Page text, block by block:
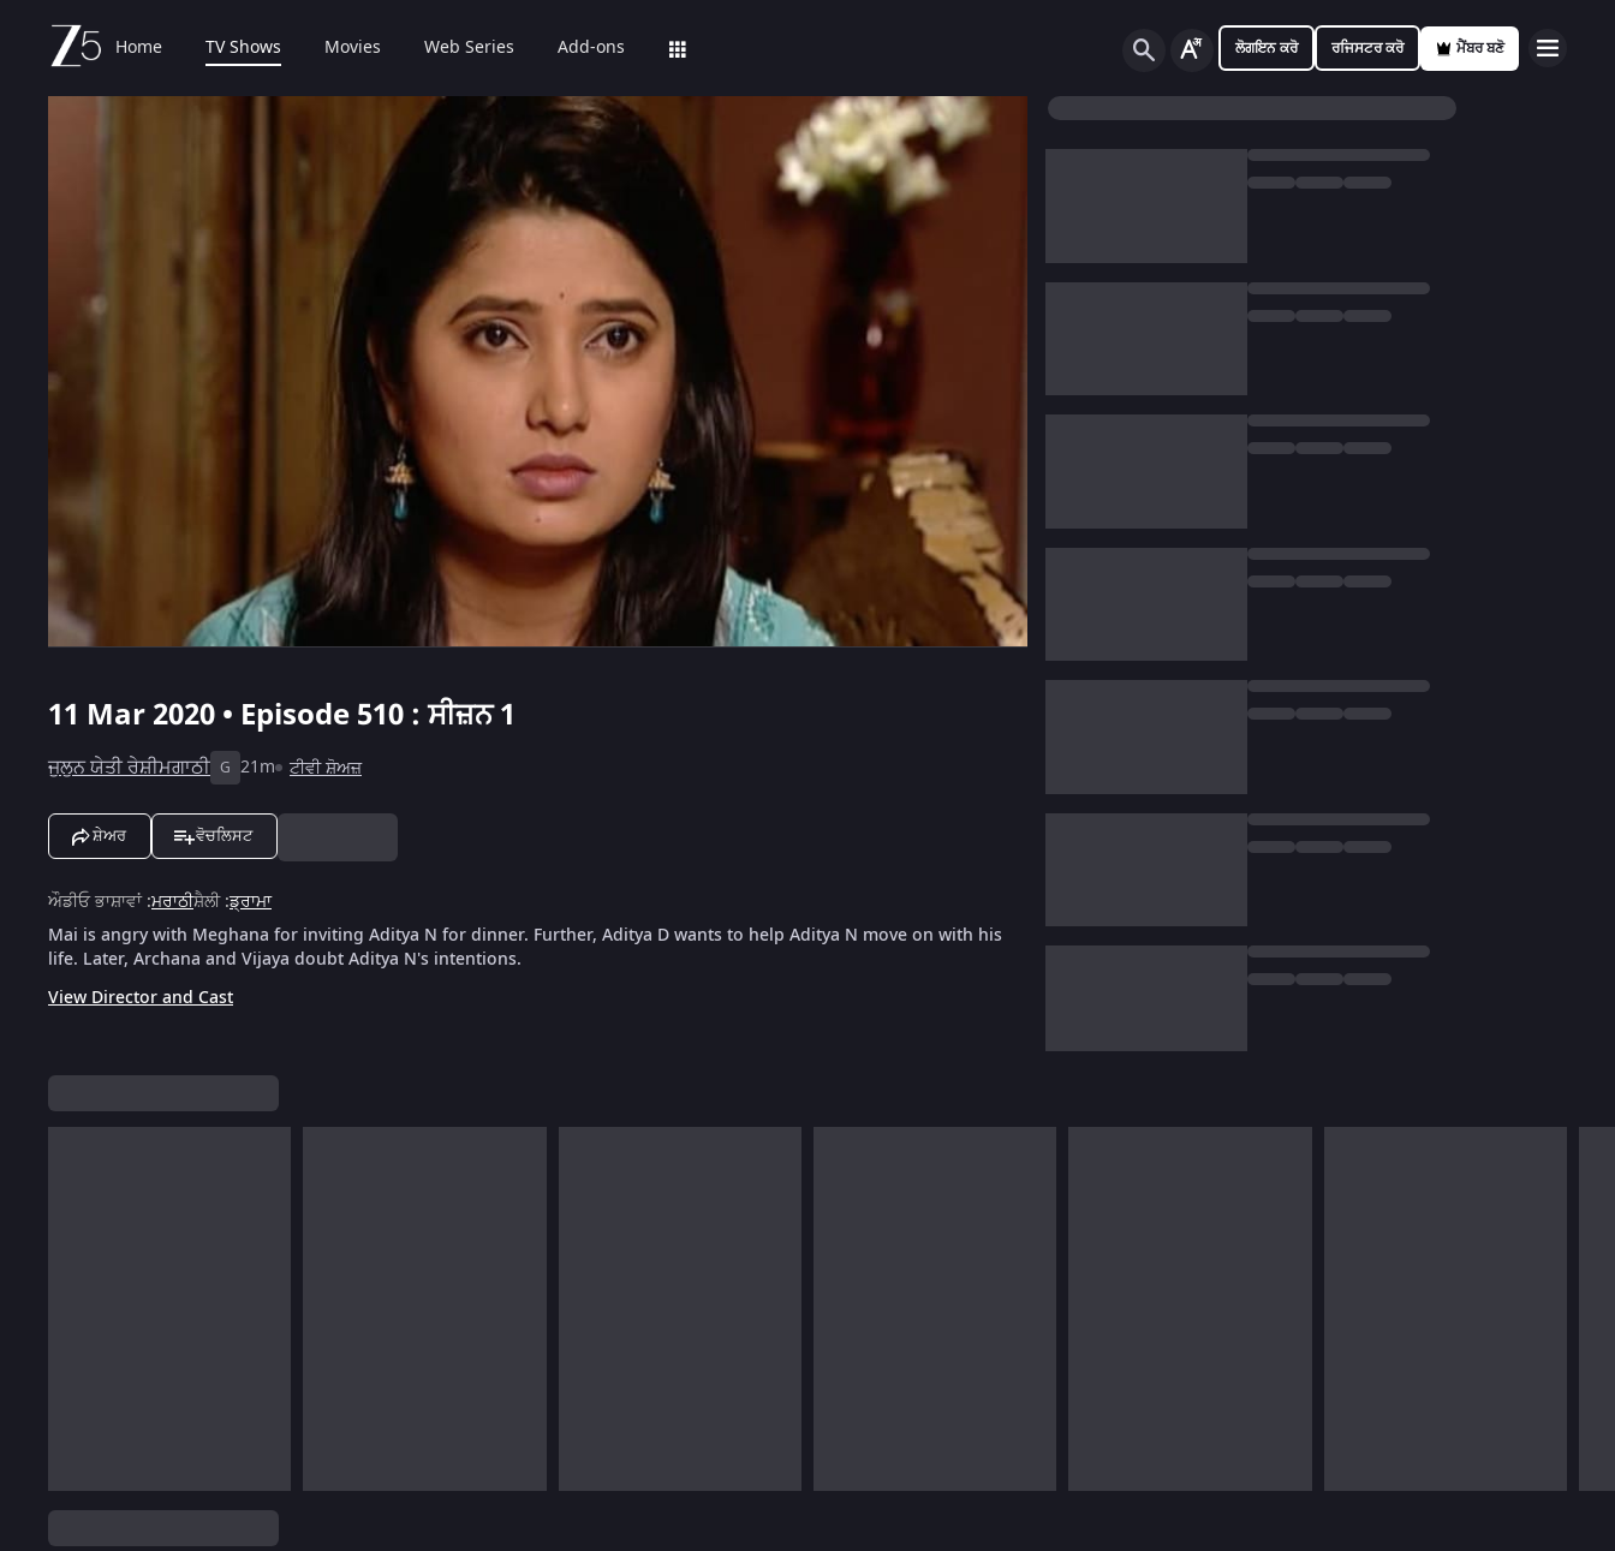
Home TV Shows Movies Web Series Add-ons ਲੋਗਇਨ ਕਰੋ ਰਜਿਸਟਰ ਕਰੋ ਮੈਂਬਰ ਬਣੋ
11 Mar 2020 • Episode 510 : ਸੀਜ਼ਨ 1
ਜੁਲੁਨ ਯੇਤੀ ਰੇਸ਼ੀਮਗਾਠੀ G 21m ਟੀਵੀ ਸ਼ੋਅਜ਼
ਸ਼ੇਅਰ ਵੋਚਲਿਸਟ
ਔਡੀਓ ਭਾਸ਼ਾਵਾਂ:ਮਰਾਠੀਸ਼ੈਲੀ:ਡ੍ਰਾਮਾ
Mai is angry with Meghana for inviting Aditya N for dinner. Further, Aditya D wants to help Aditya N move on with his
life. Later, Archana and Vijaya doubt Aditya N's intentions.
View Director and Cast